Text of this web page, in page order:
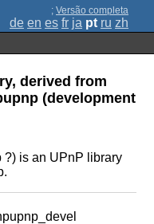
; Versão completa
de en es fr ja pt ru zh
derived from
(development
?) is an UPnP library